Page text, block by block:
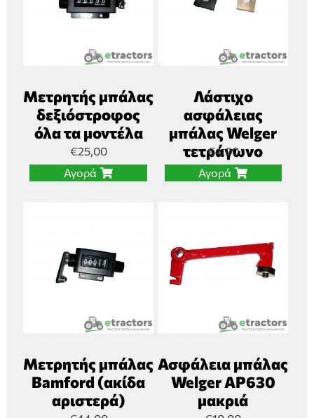
Μετρητής μπάλας
δεξιόστροφος
όλα τα μοντέλα
€25,00
Αγορά
Λάστιχο
ασφάλειας
μπάλας Welger
τετράγωνο
€4,00
Αγορά
Μετρητής μπάλας
Bamford (ακίδα
αριστερά)
Ασφάλεια μπάλας
Welger AP630
μακριά